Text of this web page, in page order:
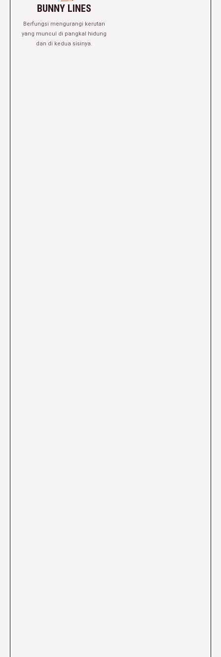
BUNNY LINES
Berfungsi mengurangi kerutan
yang muncul di pangkal hidung
dan di kedua sisinya.